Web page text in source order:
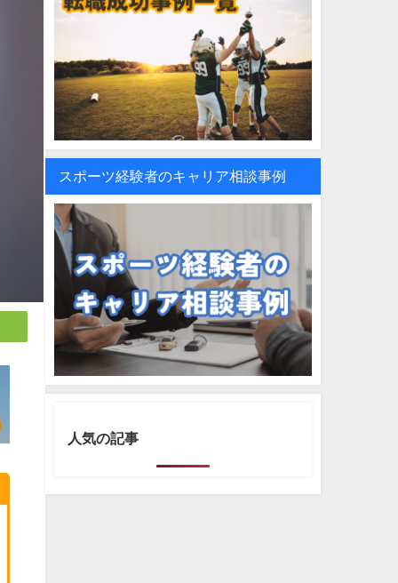
スポーツ経験者のキャリア相談事例
人気の記事